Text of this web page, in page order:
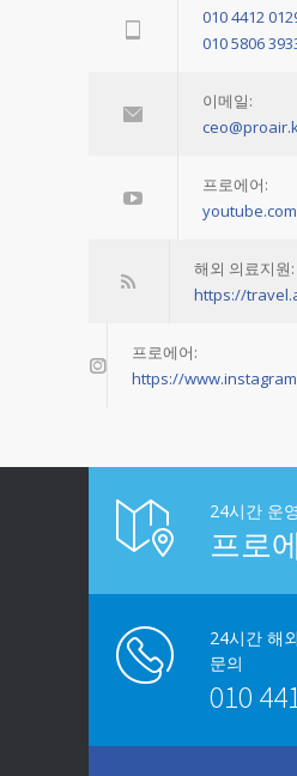
010 4412
010 5806
이메일:
프로에어:
해외 의료지원:
https://
프로에어:
https://
24시간 운
프로
24시간 해
문의
010